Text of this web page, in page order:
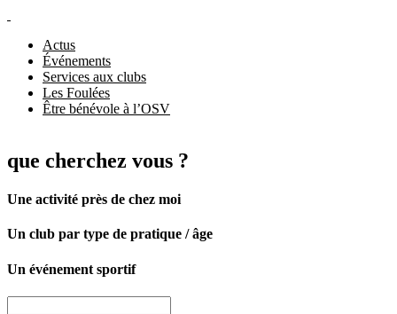
Actus
Événements
Services aux clubs
Les Foulées
Être bénévole à l’OSV
que cherchez vous ?
Une activité près de chez moi
Un club par type de pratique / âge
Un événement sportif